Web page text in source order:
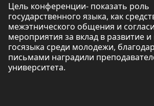
Цель конференции- показать роль
государственного языка, как
межэтнического общения и
мероприятия за вклад в развитие
госязыка среди молодежи,
письмами наградили
университета.